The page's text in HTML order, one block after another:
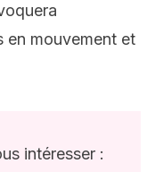
en mouvement et
intéresser :